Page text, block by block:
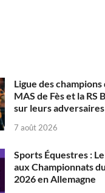
Ligue des champions
MAS de Fès et la RS
sur leurs adversaires
7 août 2026
Sports Équestres :
aux Championnats
2026 en Allemagne